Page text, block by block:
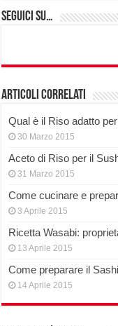
Seguici su…
Articoli correlati
Qual è il Riso adatto
30 Marzo 2015
Aceto di Riso per il
31 Marzo 2015
Come cucinare e
3 Aprile 2015
Ricetta Wasabi:
13 Aprile 2015
Come preparare il
14 Aprile 2015